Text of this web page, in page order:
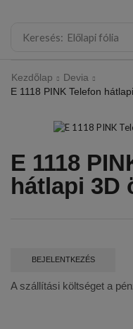
Keresés: Előlapi fólia
Kezdőlap
Devia
E 1118 PINK Telefon
E 1118
hátlapi 3D
BEJELENTKEZÉS
A szállítási költséget a